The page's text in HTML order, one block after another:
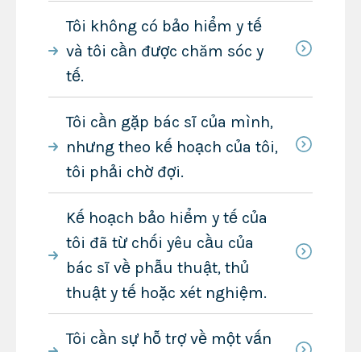
Tôi không có bảo hiểm y tế
và tôi cần được chăm sóc y
tế.
Tôi cần gặp bác sĩ của mình,
nhưng theo kế hoạch của tôi,
tôi phải chờ đợi.
Kế hoạch bảo hiểm y tế của
tôi đã từ chối yêu cầu của
bác sĩ về phẫu thuật, thủ
thuật y tế hoặc xét nghiệm.
Tôi cần sự hỗ trợ về một vấn